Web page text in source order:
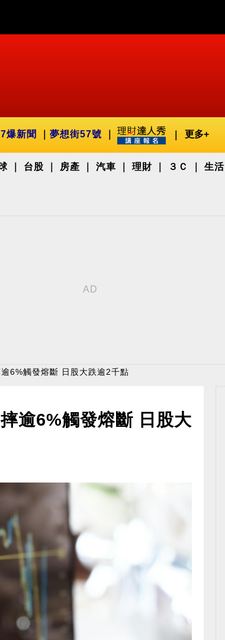
爆新聞 夢想街57號 更多+
台股 房產 汽車 理財 ３Ｃ 生活
6%觸發熔斷 日股大跌逾2千點
逾6%觸發熔斷 日股大